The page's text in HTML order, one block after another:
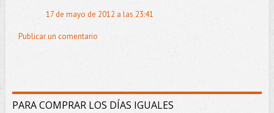
17 de mayo de 2012 a las 23:41
Publicar un comentario
PARA COMPRAR LOS DÍAS IGUALES